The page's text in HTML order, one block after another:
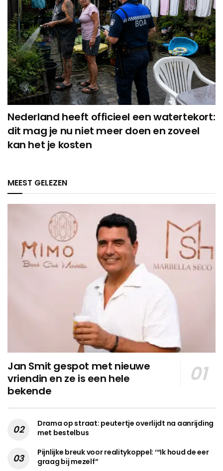
Nederland heeft officieel een watertekort:
dit mag je nu niet meer doen en zoveel
kan het je kosten
MEEST GELEZEN
Jan Smit gespot met nieuwe
vriendin en ze is een hele
bekende
Drama op straat: peutertje overlijdt na aanrijding
met bestelbus
Pijnlijke breuk voor realitykoppel: ‘“Ik houd de eer
graag bij mezelf”